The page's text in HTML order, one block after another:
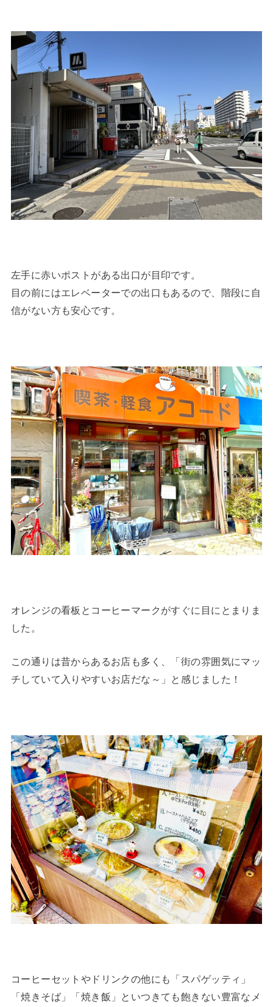
左手に赤いポストがある出口が目印です。
目の前にはエレベーターでの出口もあるので、階段に自
信がない方も安心です。
オレンジの看板とコーヒーマークがすぐに目にとまりま
した。
この通りは昔からあるお店も多く、「街の雰囲気にマッ
チしていて入りやすいお店だな～」と感じました！
コーヒーセットやドリンクの他にも「スパゲッティ」
「焼きそば」「焼き飯」といつきても飽きない豊富なメ